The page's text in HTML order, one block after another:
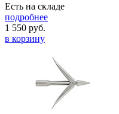
Есть на складе
подробнее
1 550 руб.
в корзину